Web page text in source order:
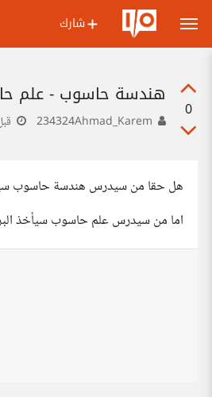
شارك
0
هندسة حاسوب - علم
قبل 7
هل حقا من سيدرس هندسة حاسوب
اما من سيدرس علم حاسوب سيأخذ